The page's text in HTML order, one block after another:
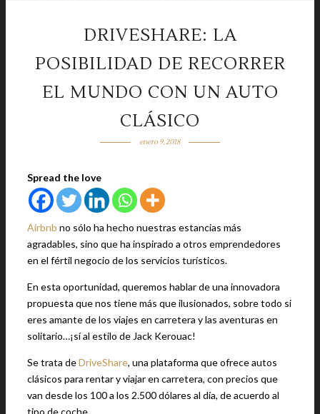
DRIVESHARE: LA
POSIBILIDAD DE RECORRER
EL MUNDO CON UN AUTO
CLÁSICO
enero 9, 2018
Spread the love
Airbnb no sólo ha hecho nuestras estancias más
agradables, sino que ha inspirado a otros emprendedores
en el fértil negocio de los servicios turísticos.
En esta oportunidad, queremos hablar de una innovadora
propuesta que nos tiene más que ilusionados, sobre todo si
eres amante de los viajes en carretera y las aventuras en
solitario…¡sí al estilo de Jack Kerouac!
Se trata deDriveShare, una plataforma que ofrece autos
clásicos para rentar y viajar en carretera, con precios que
van desde los 100 a los 2.500 dólares al día, de acuerdo al
tipo de coche.